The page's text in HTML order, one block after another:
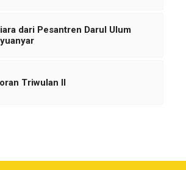
dari Pesantren Darul Ulum
Triwulan II